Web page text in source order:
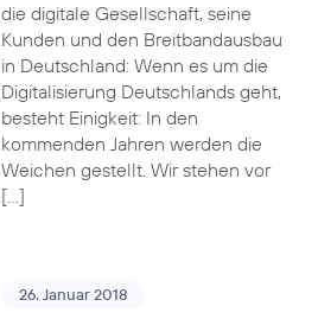
die digitale Gesellschaft, seine
Kunden und den Breitbandausbau
in Deutschland: Wenn es um die
Digitalisierung Deutschlands geht,
besteht Einigkeit: In den
kommenden Jahren werden die
Weichen gestellt. Wir stehen vor
[…]
26. Januar 2018